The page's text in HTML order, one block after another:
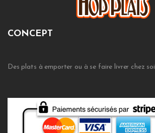
CONCEPT
Des plats à emporter ou à se faire livrer chez soi